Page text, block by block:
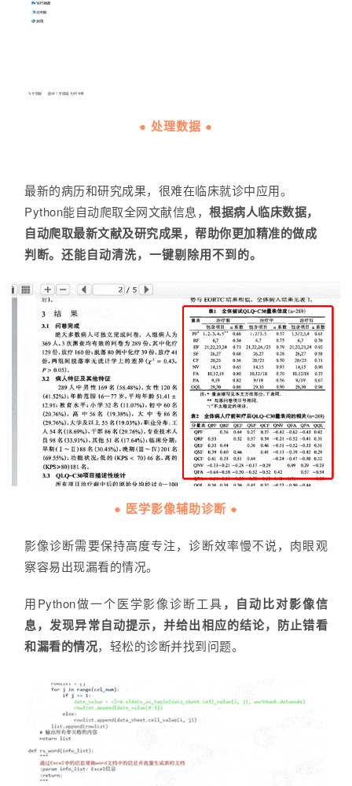
● 处理数据 ●
最新的病历和研究成果，很难在临床就诊中应用。
Python能自动爬取全网文献信息， 根据病人临床数据，
自动爬取最新文献及研究成果，帮助你更加精准的做成
判断。 还能自动清洗，一键剔除用不到的。
● 医学影像辅助诊断 ●
影像诊断需要保持高度专注，诊断效率慢不说，肉眼观
察容易出现漏看的情况。
用Python做一个医学影像诊断工具，自动比对影像信
息，发现异常自动提示，并给出相应的结论，防止错看
和漏看的情况，轻松的诊断并找到问题。